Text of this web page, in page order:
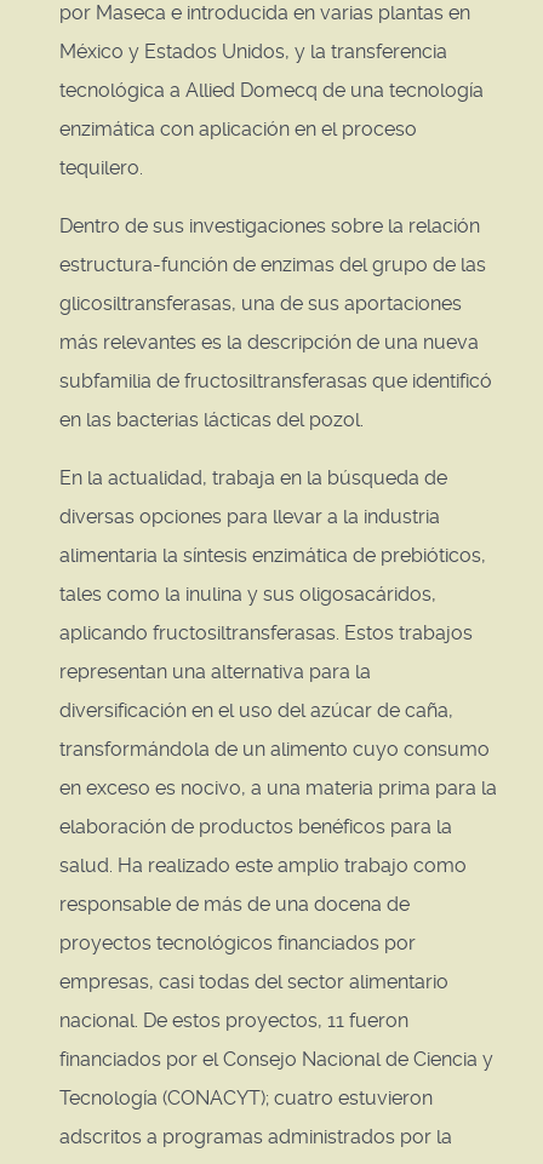
por Maseca e introducida en varias plantas en
México y Estados Unidos, y la transferencia
tecnológica a Allied Domecq de una tecnología
enzimática con aplicación en el proceso
tequilero.
Dentro de sus investigaciones sobre la relación
estructura-función de enzimas del grupo de las
glicosiltransferasas, una de sus aportaciones
más relevantes es la descripción de una nueva
subfamilia de fructosiltransferasas que identificó
en las bacterias lácticas del pozol.
En la actualidad, trabaja en la búsqueda de
diversas opciones para llevar a la industria
alimentaria la síntesis enzimática de prebióticos,
tales como la inulina y sus oligosacáridos,
aplicando fructosiltransferasas. Estos trabajos
representan una alternativa para la
diversificación en el uso del azúcar de caña,
transformándola de un alimento cuyo consumo
en exceso es nocivo, a una materia prima para la
elaboración de productos benéficos para la
salud. Ha realizado este amplio trabajo como
responsable de más de una docena de
proyectos tecnológicos financiados por
empresas, casi todas del sector alimentario
nacional. De estos proyectos, 11 fueron
financiados por el Consejo Nacional de Ciencia y
Tecnología (CONACYT); cuatro estuvieron
adscritos a programas administrados por la